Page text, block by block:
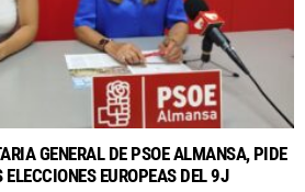
GENERAL DE PSOE ALMANSA, PIDE
EUROPEAS DEL 9J